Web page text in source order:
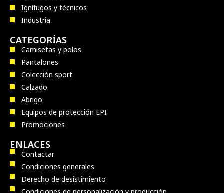
Ignífugos y técnicos
Industria
CATEGORÍAS
Camisetas y polos
Pantalones
Colección sport
Calzado
Abrigo
Equipos de protección EPI
Promociones
ENLACES
Contactar
Condiciones generales
Derecho de desistimiento